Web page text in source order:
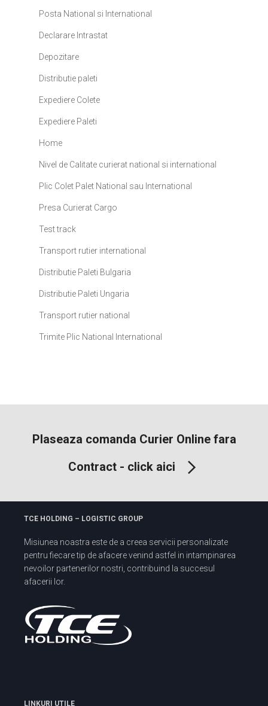
Posta National si International
Declarare Intrastat
Depozitare
Distributie paleti
Expediere Colete
Expediere Paleti
Home
Nivel de Calitate curierat national si international
Plic Colet Palet National sau International
Presa Curierat Cargo
Test track
Transport rutier international
Distributie Paleti Bulgaria
Distributie Paleti Ungaria
Transport rutier national
Trimite Plic National International
Plaseaza comanda Curier Online fara
Contract - click aici
TCE HOLDING – LOGISTIC GROUP
Misiunea noastra este de a creea servicii personalizate
pentru fiecare tip de afacere venind astfel in intampinarea
nevoilor partenerilor nostri, contribuind la succesul
afacerii lor.
LINKURI UTILE